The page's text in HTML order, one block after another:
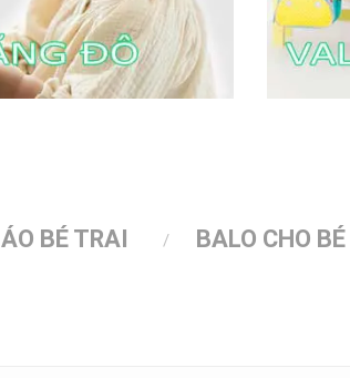
BÉ TRAI BALO CHO BÉ